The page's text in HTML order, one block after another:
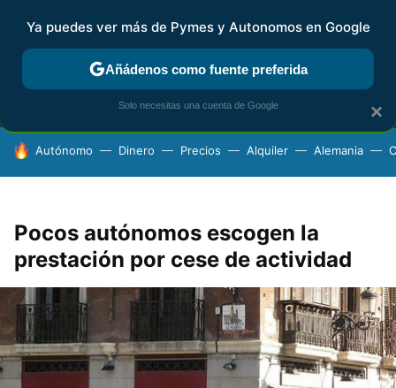
MENÚ NUEVO
FISCALIDAD Y CONTABILIDAD KIT DIGITAL
HOY SE HABLA DE
Autónomo Dinero Precios Alquiler Alemania
Pocos autónomos escogen la
prestación por cese de actividad
×
Ya puedes ver más de Pymes y Autonomos en Google
Añádenos como fuente preferida
Solo necesitas una cuenta de Google